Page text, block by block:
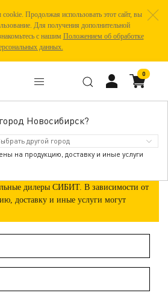
Продолжая использовать этот сайт, вы
Для получения дополнительной
с нашим Положением об обработке
данных.
Новосибирск?
на продукцию, доставку и иные услуги
0
дилеры СИБИТ. В зависимости от
доставку и иные услуги могут